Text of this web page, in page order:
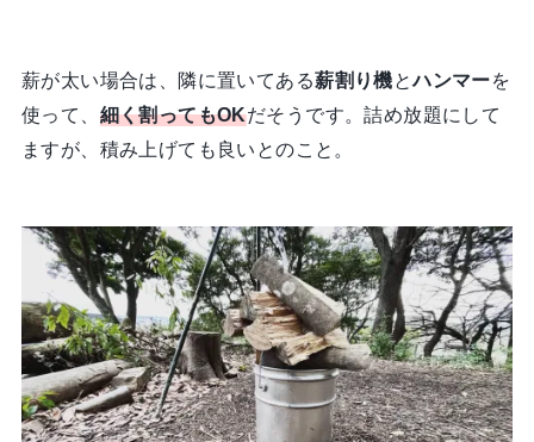
薪が太い場合は、隣に置いてある薪割り機とハンマーを
使って、 細く割ってもOKだそうです。詰め放題にして
ますが、積み上げても良いとのこと。